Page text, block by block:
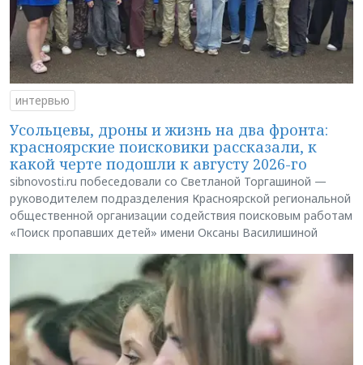
интервью
Усольцевы, дроны и жизнь на два фронта:
красноярские поисковики рассказали, к
какой черте подошли к августу 2026-го
sibnovosti.ru побеседовали со Светланой Торгашиной —
руководителем подразделения Красноярской региональной
общественной организации содействия поисковым работам
«Поиск пропавших детей» имени Оксаны Василишиной